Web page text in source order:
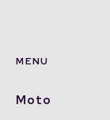
MENU
Moto